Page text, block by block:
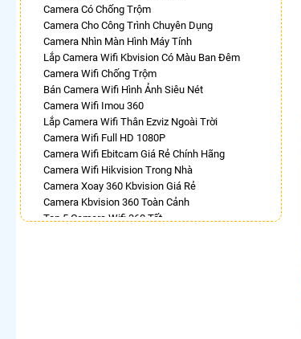
Camera Có Chống Trộm
Camera Cho Công Trình Chuyên Dụng
Camera Nhìn Màn Hình Máy Tính
Lắp Camera Wifi Kbvision Có Màu Ban Đêm
Camera Wifi Chống Trộm
Bán Camera Wifi Hình Ảnh Siêu Nét
Camera Wifi Imou 360
Lắp Camera Wifi Thân Ezviz Ngoài Trời
Camera Wifi Full HD 1080P
Camera Wifi Ebitcam Giá Rẻ Chính Hãng
Camera Wifi Hikvision Trong Nhà
Camera Xoay 360 Kbvision Giá Rẻ
Camera Kbvision 360 Toàn Cảnh
Top 5 Camera Wifi 360 Tốt